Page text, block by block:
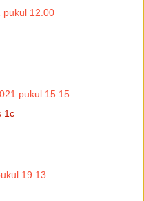
pukul 12.00
pukul 15.15
1c
19.13